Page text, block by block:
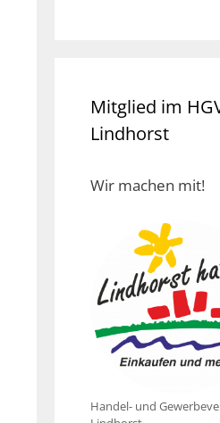
Mitglied im
Lindhorst
Wir machen mit!
Handel- und